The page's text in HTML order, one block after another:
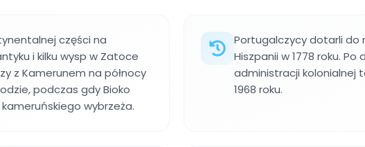
części na
i kilku wysp w Zatoce
z Kamerunem na północy
podczas gdy Bioko
wybrzeża.
Portugalczycy dotarli do
Hiszpanii w 1778 roku.
administracji kolonialnej
1968 roku.